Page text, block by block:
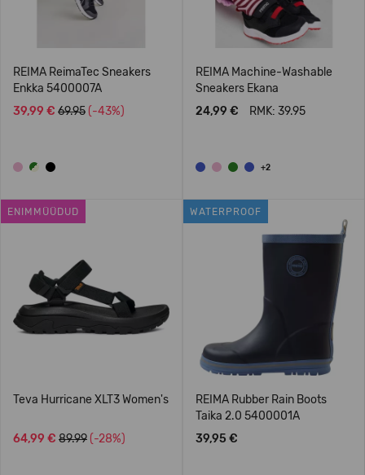
REIMA ReimaTec Sneakers
Enkka 5400007A
39,99 € 69.95 (-43%)
REIMA Machine-Washable
Sneakers Ekana
24,99 €
RMK: 39.95
+2
ENIMMÜÜDUD
Teva Hurricane XLT3 Women's
64,99 € 89.99 (-28%)
WATERPROOF
REIMA Rubber Rain Boots
Taika 2.0 5400001A
39,95 €